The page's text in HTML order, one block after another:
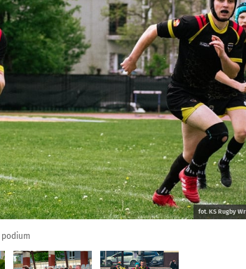
fot. KS Rugby
podium